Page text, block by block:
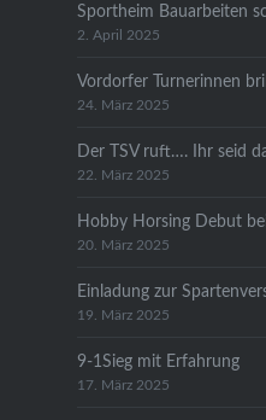
Sportheim Bauarbeiten
2. April 2025
Vordorfer Turnerinnen
24. März 2025
Der TSV ruft…. Ihr seid
22. März 2025
Hobby Horsing Debut
20. März 2025
Einladung zur
19. März 2025
9-1Sieg mit Erfahrung
17. März 2025